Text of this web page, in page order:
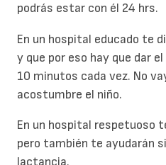
podrás estar con él 24 hrs.
En un hospital educado te
y que por eso hay que dar
10 minutos cada vez. No
acostumbre el niño.
En un hospital respetuoso
pero también te ayudarán
lactancia.